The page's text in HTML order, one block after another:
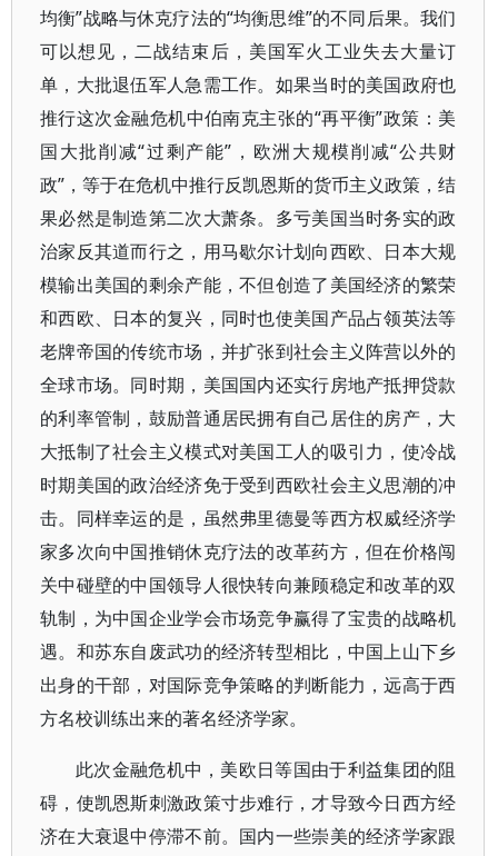
均衡”战略与休克疗法的“均衡思维”的不同后果。我们
可以想见，二战结束后，美国军火工业失去大量订
单，大批退伍军人急需工作。如果当时的美国政府也
推行这次金融危机中伯南克主张的“再平衡”政策：美
国大批削减“过剩产能”，欧洲大规模削减“公共财
政”，等于在危机中推行反凯恩斯的货币主义政策，结
果必然是制造第二次大萧条。多亏美国当时务实的政
治家反其道而行之，用马歇尔计划向西欧、日本大规
模输出美国的剩余产能，不但创造了美国经济的繁荣
和西欧、日本的复兴，同时也使美国产品占领英法等
老牌帝国的传统市场，并扩张到社会主义阵营以外的
全球市场。同时期，美国国内还实行房地产抵押贷款
的利率管制，鼓励普通居民拥有自己居住的房产，大
大抵制了社会主义模式对美国工人的吸引力，使冷战
时期美国的政治经济免于受到西欧社会主义思潮的冲
击。同样幸运的是，虽然弗里德曼等西方权威经济学
家多次向中国推销休克疗法的改革药方，但在价格闯
关中碰壁的中国领导人很快转向兼顾稳定和改革的双
轨制，为中国企业学会市场竞争赢得了宝贵的战略机
遇。和苏东自废武功的经济转型相比，中国上山下乡
出身的干部，对国际竞争策略的判断能力，远高于西
方名校训练出来的著名经济学家。
此次金融危机中，美欧日等国由于利益集团的阻
碍，使凯恩斯刺激政策寸步难行，才导致今日西方经
济在大衰退中停滞不前。国内一些崇美的经济学家跟